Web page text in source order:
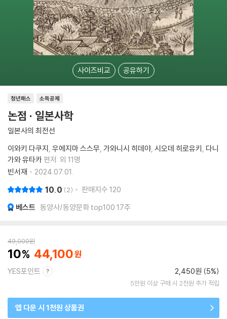
사이즈비교 공유하기
소득공제
청년패스
논점 · 일본사학
일본사의 최전선
이와키 다쿠지 우에지마 스스무 가와니시 히데야 시오데 히로유키 다니
가와 유타카편저 외 11명
빈서재
2024.07.01.
10.0 2 판매지수 120
베스트 동양사/동양문화 top100 17주
49,000원
10 44,100
YES포인트 2,450원 (5%)
5만원 이상 구매 시 2천원 추가 적립
앱 다운 시 1천원 상품권